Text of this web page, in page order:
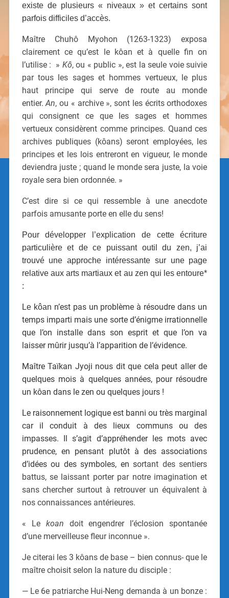
existe de plusieurs « niveaux » et certains sont
parfois difficiles d’accès.
Maître Chuhô Myohon (1263-1323) exposa
clairement ce qu’est le kôan et à quelle fin on
l’utilise : » Kô, ou « public », est la seule voie suivie
par tous les sages et hommes vertueux, le plus
haut principe qui serve de route au monde
entier.An, ou « archive », sont les écrits orthodoxes
qui consignent ce que les sages et hommes
vertueux considèrent comme principes. Quand ces
archives publiques (kôans) seront employées, les
principes et les lois entreront en vigueur, le monde
deviendra juste ; quand le monde sera juste, la voie
royale sera bien ordonnée. »
C’est dire si ce qui ressemble à une anecdote
parfois amusante porte en elle du sens!
Pour développer l’explication de cette écriture
particulière et de ce puissant outil du zen, j’ai
trouvé une approche intéressante sur une page
relative aux arts martiaux et au zen qui les entoure*
:
Le kôan n’est pas un problème à résoudre dans un
temps imparti mais une sorte d’énigme irrationnelle
que l’on installe dans son esprit et que l’on va
laisser mûrir jusqu’à l’apparition de l’évidence.
Maître Taïkan Jyoji nous dit que cela peut aller de
quelques mois à quelques années, pour résoudre
un kôan dans le zen ou quelques jours !
Le raisonnement logique est banni ou très marginal
car il conduit à des lieux communs ou des
impasses. Il s’agit d’appréhender les mots avec
prudence, en pensant plutôt à des associations
d’idées ou des symboles, en sortant des sentiers
battus, se laissant porter par notre imagination et
sans chercher surtout à retrouver un équivalent à
nos connaissances antérieures.
« Le koan doit engendrer l’éclosion spontanée
d’une merveilleuse fleur inconnue ».
Je citerai les 3 kôans de base – bien connus- que le
maître choisit selon la nature du disciple :
— Le 6e patriarche Hui-Neng demanda à un bonze :